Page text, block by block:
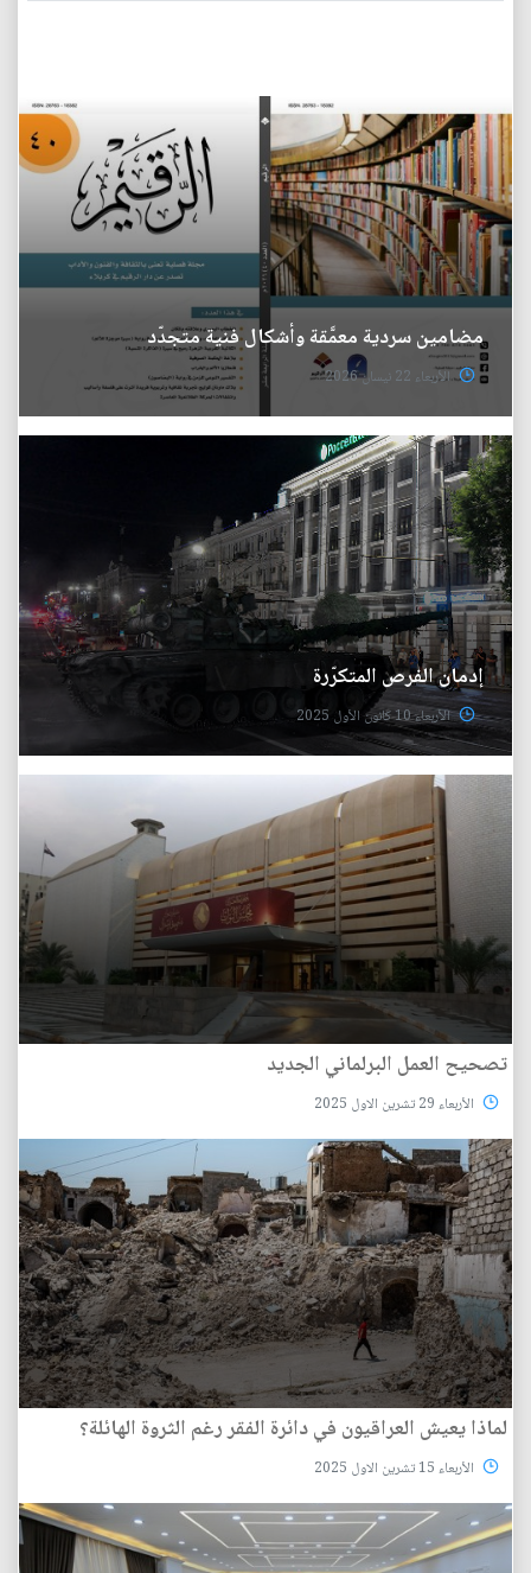
مضامين سردية معمَّقة وأشكال فنية متجدّد
الأربعاء 22 نيسان 2026
إدمان الفرص المتكرّرة
الأربعاء 10 كانون الأول 2025
تصحيح العمل البرلماني الجديد
الأربعاء 29 تشرين الاول 2025
لماذا يعيش العراقيون في دائرة الفقر رغم الثروة الهائلة؟
الأربعاء 15 تشرين الاول 2025